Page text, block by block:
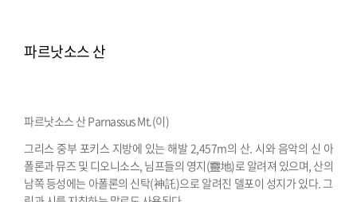
파르낫소스 산
파르낫소스 산 Parnassus Mt.(이)
그리스 중부 포키스 지방에 있는 해발 2,457m의 산. 시와 음악의 신 아
폴론과 뮤즈 및 디오니소스, 님프들의 영지(靈地)로 알려져 있으며, 산의
남쪽 등성에는 아폴론의 신탁(神託)으로 알려진 델포이 성지가 있다. 그